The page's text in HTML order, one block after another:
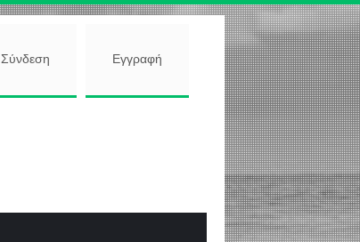
Σύνδεση Εγγραφή